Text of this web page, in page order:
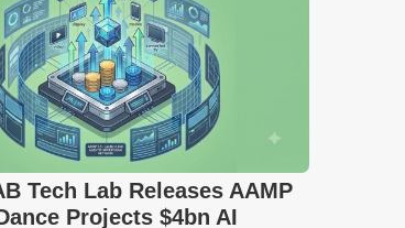
Tech Lab Releases AAMP
Projects $4bn AI